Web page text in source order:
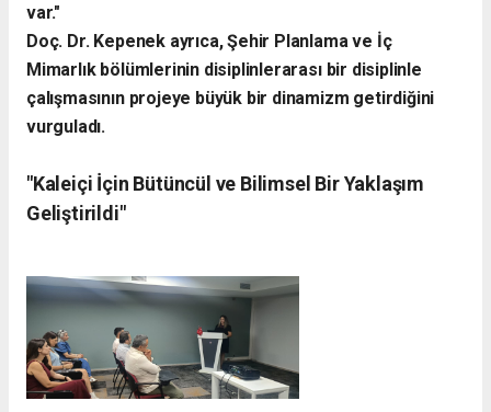
var."
​Doç. Dr. Kepenek ayrıca, Şehir Planlama ve İç
Mimarlık bölümlerinin disiplinlerarası bir disiplinle
çalışmasının projeye büyük bir dinamizm getirdiğini
vurguladı.
​"Kaleiçi İçin Bütüncül ve Bilimsel Bir Yaklaşım
Geliştirildi"